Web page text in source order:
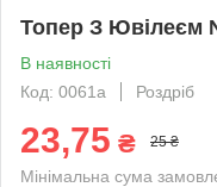
Топер З Ювілеєм
В наявності
Код: 0061a
Роздріб
23,75 ₴ 25 ₴
Мінімальна сума